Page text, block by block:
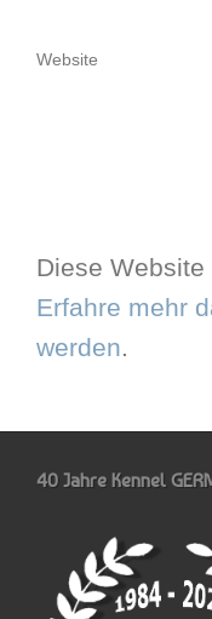
Website
Diese
Erfahre mehr
werden.
40 Jahre Kennel